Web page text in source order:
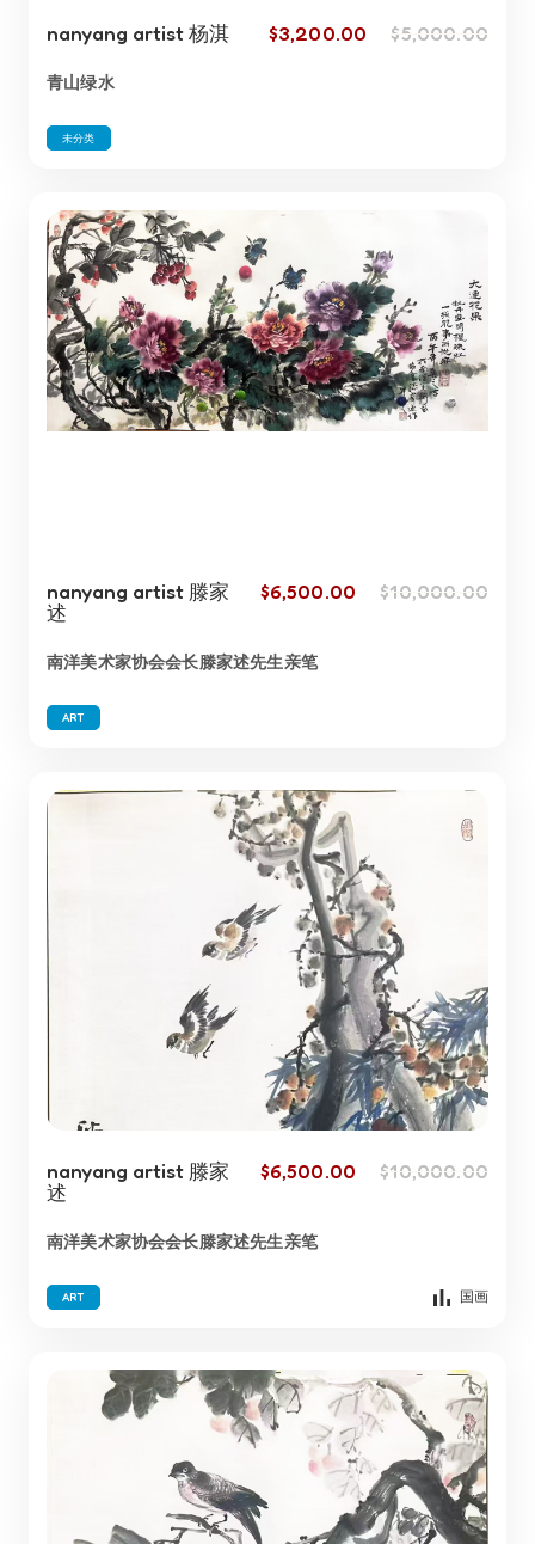
nanyang artist 杨淇 $3,200.00 $5,000.00
青山绿水
未分类
nanyang artist 滕家
述
$6,500.00 $10,000.00
南洋美术家协会会长滕家述先生亲笔
ART
nanyang artist 滕家
述
$6,500.00 $10,000.00
南洋美术家协会会长滕家述先生亲笔
ART 国画